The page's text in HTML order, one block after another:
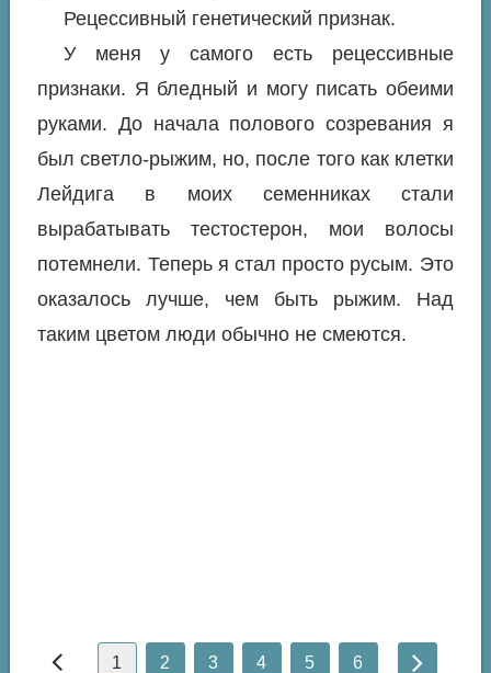
Рецессивный генетический признак.
У меня у самого есть рецессивные
признаки. Я бледный и могу писать обеими
руками. До начала полового созревания я
был светло-рыжим, но, после того как клетки
Лейдига в моих семенниках стали
вырабатывать тестостерон, мои волосы
потемнели. Теперь я стал просто русым. Это
оказалось лучше, чем быть рыжим. Над
таким цветом люди обычно не смеются.
1 2 3 4 5 6